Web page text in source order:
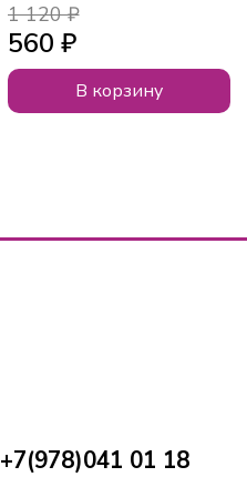
1 120 ₽
560 ₽
В корзину
+7(978)041 01 18